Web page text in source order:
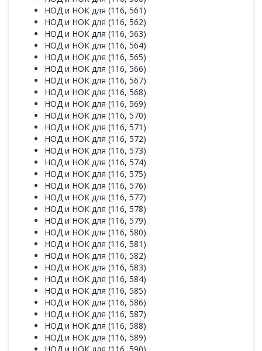
НОД и НОК для (116, 561)
НОД и НОК для (116, 562)
НОД и НОК для (116, 563)
НОД и НОК для (116, 564)
НОД и НОК для (116, 565)
НОД и НОК для (116, 566)
НОД и НОК для (116, 567)
НОД и НОК для (116, 568)
НОД и НОК для (116, 569)
НОД и НОК для (116, 570)
НОД и НОК для (116, 571)
НОД и НОК для (116, 572)
НОД и НОК для (116, 573)
НОД и НОК для (116, 574)
НОД и НОК для (116, 575)
НОД и НОК для (116, 576)
НОД и НОК для (116, 577)
НОД и НОК для (116, 578)
НОД и НОК для (116, 579)
НОД и НОК для (116, 580)
НОД и НОК для (116, 581)
НОД и НОК для (116, 582)
НОД и НОК для (116, 583)
НОД и НОК для (116, 584)
НОД и НОК для (116, 585)
НОД и НОК для (116, 586)
НОД и НОК для (116, 587)
НОД и НОК для (116, 588)
НОД и НОК для (116, 589)